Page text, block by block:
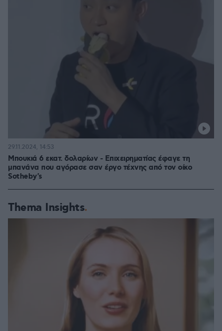
Μπουκιά 6 εκατ. δολαρίων - Επιχειρηματίας έφαγε τη
μπανάνα που αγόρασε σαν έργο τέχνης από τον οίκο
Sotheby's
29.11.2024, 14:53
Thema Insights